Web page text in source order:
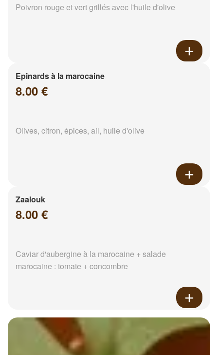
Poivron rouge et vert grillés avec l'huile d'olive
Epinards à la marocaine
8.00 €
Olives, citron, épices, ail, huile d'olive
Zaalouk
8.00 €
Caviar d'aubergine à la marocaine + salade
marocaine : tomate + concombre